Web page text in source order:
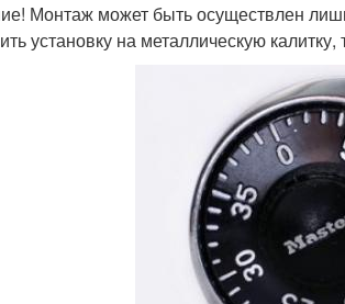
Монтаж может быть осуществлен
установку на металлическую